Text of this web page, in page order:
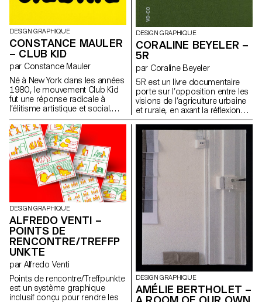
modulable, dense, pensée
comme outil graphique autant
que comme système d’écriture.
DESIGN GRAPHIQUE
CONSTANCE MAULER
– CLUB KID
par Constance Mauler
Né à New York dans les années
1980, le mouvement Club Kid
fut une réponse radicale à
l’élitisme artistique et social.
Porté par des personnes
queers et marginalisées, il a
transformé la fête en un espace
de liberté, de résistance et
d’auto-création. Cette édition a
pour volonté de faire dialoguer
la première génération des
Club Kids avec la scène
actuelle afin de montrer
comment ce mouvement
continue de défier les normes,
d’inventer de nouveaux codes
et de revendiquer des identités
libres. Une immersion dans une
sous-culture politique et
flamboyante.
DESIGN GRAPHIQUE
CORALINE BEYELER –
5R
par Coraline Beyeler
5R est un livre documentaire
porte sur l’opposition entre les
visions de l’agriculture urbaine
et rurale, en axant la réflexion
sur les développements
apportés par les nouvelles
générations. Il aborde les
thèmes de la pollution ainsi que
des problématiques sociales,
sanitaires et économiques.
DESIGN GRAPHIQUE
ALFREDO VENTI –
POINTS DE
RENCONTRE/TREFFP
UNKTE
par Alfredo Venti
Points de rencontre/Treffpunkte
est un système graphique
inclusif conçu pour rendre les
DESIGN GRAPHIQUE
AMÉLIE BERTHOLET –